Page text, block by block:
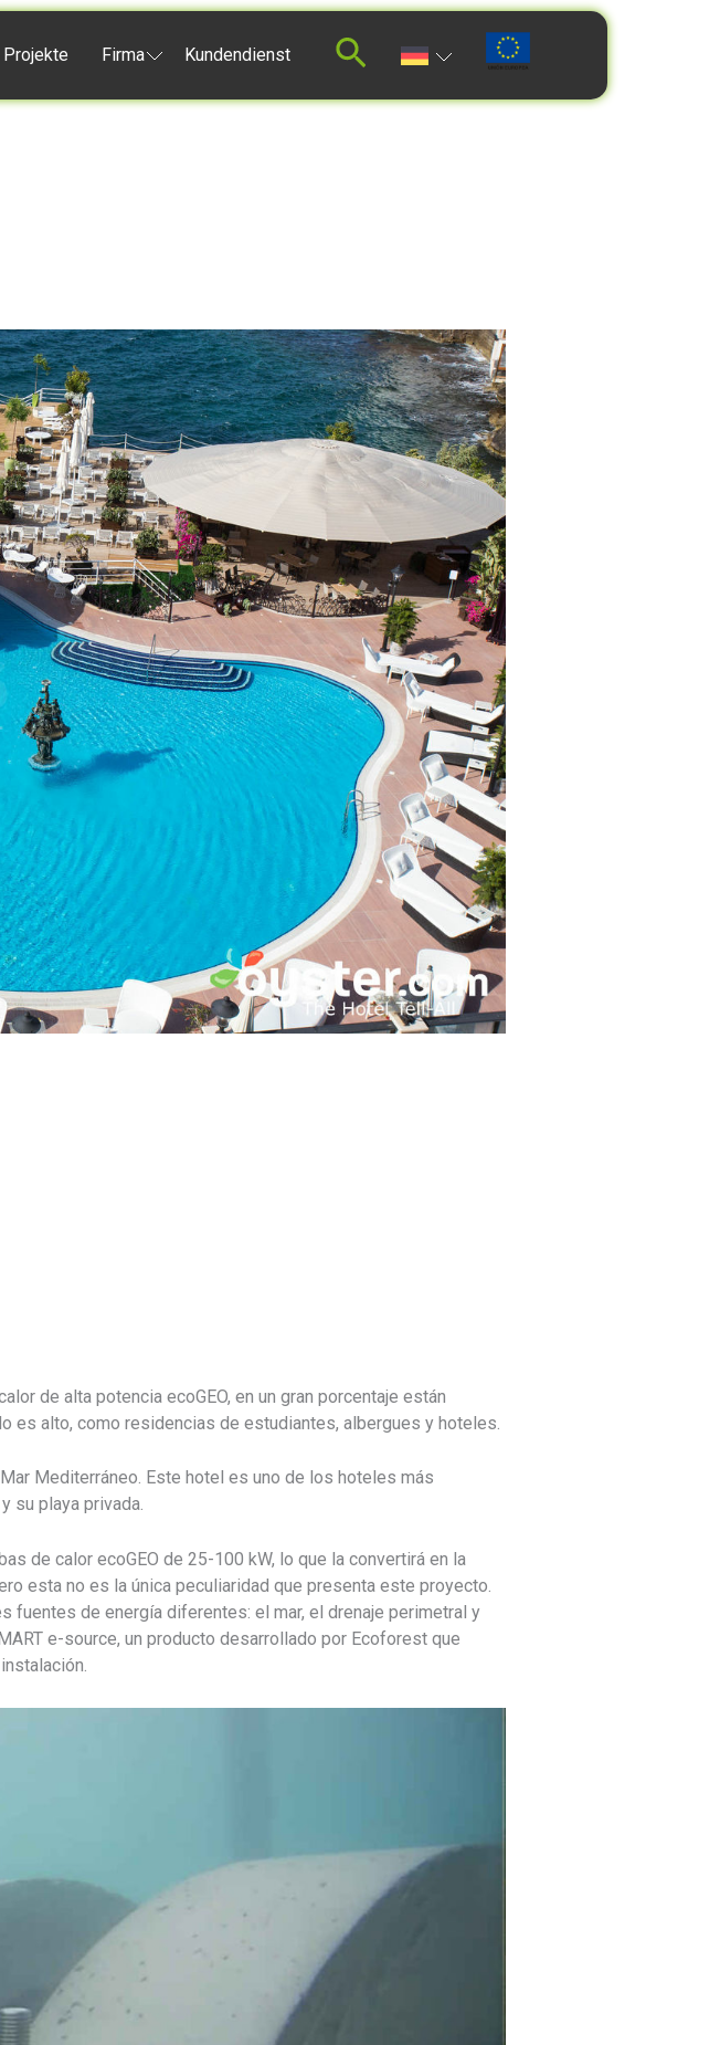
Projekte Firma Kundendienst
de alta potencia ecoGEO, en un gran porcentaje están
es alto, como residencias de estudiantes, albergues y hoteles.
Mediterráneo. Este hotel es uno de los hoteles más
su playa privada.
de calor ecoGEO de 25-100 kW, lo que la convertirá en la
esta no es la única peculiaridad que presenta este proyecto.
fuentes de energía diferentes: el mar, el drenaje perimetral y
e-source, un producto desarrollado por Ecoforest que